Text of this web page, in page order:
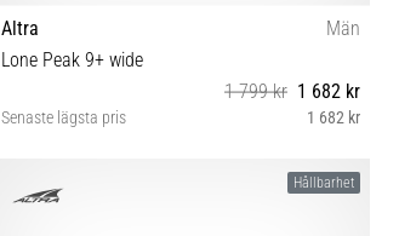
Altra
Män
Lone Peak 9+ wide
1 799 kr 1 682 kr
Senaste lägsta pris 1 682 kr
40½ 41 42 42½ 43 44 44½ 45 46½ 47Hållbarhet